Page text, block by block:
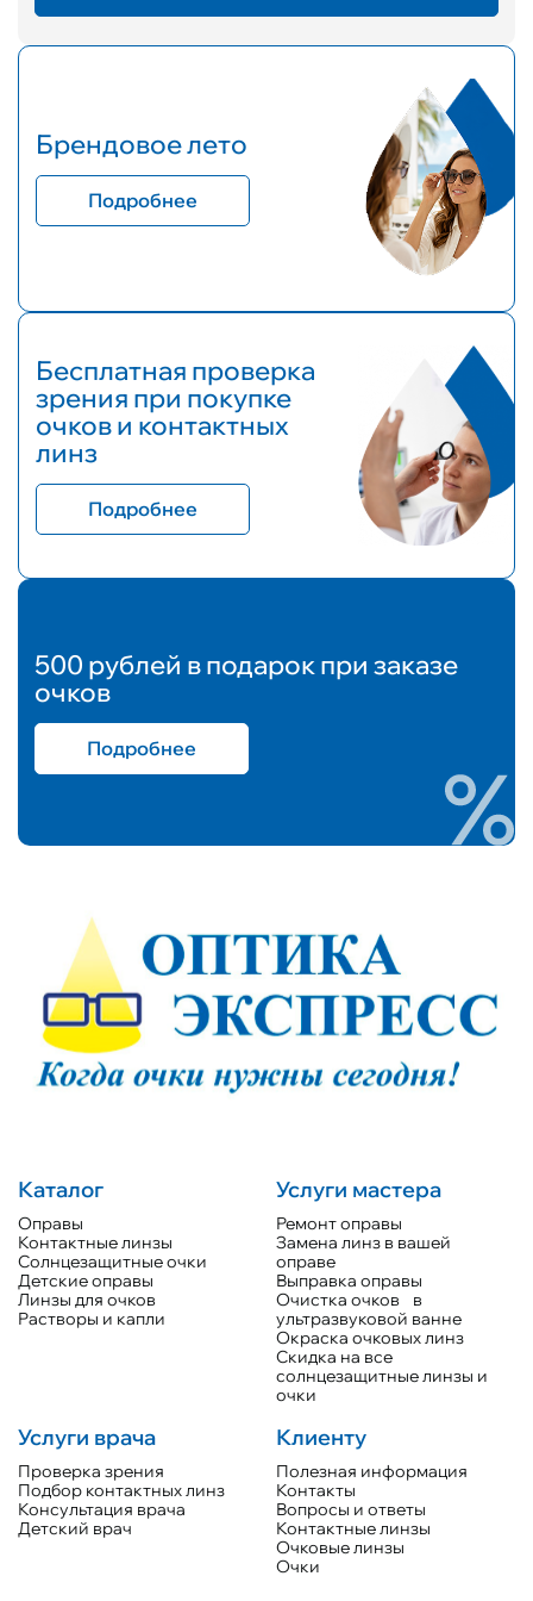
Брендовое лето
Подробнее
Бесплатная проверка
зрения при покупке
очков и контактных
линз
Подробнее
500 рублей в подарок при заказе
очков
Подробнее
Каталог
Оправы
Контактные линзы
Солнцезащитные очки
Детские оправы
Линзы для очков
Растворы и капли
Услуги мастера
Ремонт оправы
Замена линз в вашей
оправе
Выправка оправы
Очистка очков в
ультразвуковой ванне
Окраска очковых линз
Скидка на все
солнцезащитные линзы и
очки
Услуги врача
Проверка зрения
Подбор контактных линз
Консультация врача
Детский врач
Клиенту
Полезная информация
Контакты
Вопросы и ответы
Контактные линзы
Очковые линзы
Очки